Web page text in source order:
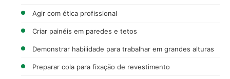
Agir com ética profissional
Criar painéis em paredes e tetos
Demonstrar habilidade para trabalhar em grandes alturas
Preparar cola para fixação de revestimento